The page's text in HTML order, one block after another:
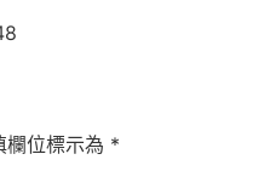
欄位標示為 *